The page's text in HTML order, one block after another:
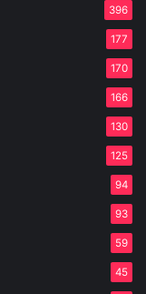
396
177
170
166
130
125
94
93
59
45